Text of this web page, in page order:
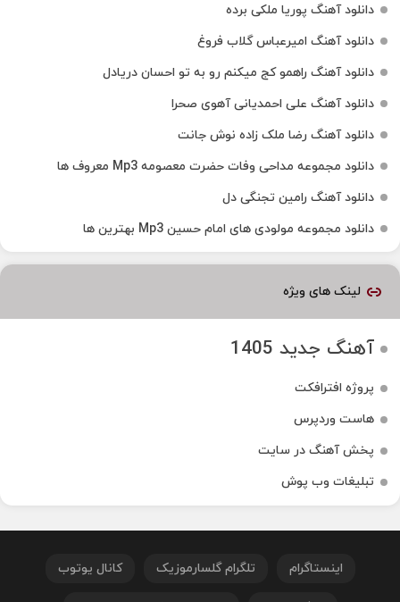
دانلود آهنگ پوریا ملکی برده
دانلود آهنگ امیرعباس گلاب فروغ
دانلود آهنگ راهمو کج میکنم رو به تو احسان دریادل
دانلود آهنگ علی احمدیانی آهوی صحرا
دانلود آهنگ رضا ملک زاده نوش جانت
دانلود مجموعه مداحی وفات حضرت معصومه Mp3 معروف ها
دانلود آهنگ رامین تجنگی دل
دانلود مجموعه مولودی های امام حسین Mp3 بهترین ها
لینک های ویژه
آهنگ جدید 1405
پروژه افترافکت
هاست وردپرس
پخش آهنگ در سایت
تبلیغات وب پوش
اینستاگرام تلگرام گلسارموزیک کانال یوتوب